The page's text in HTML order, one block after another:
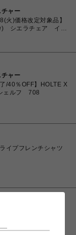
ャー
火)価格改定対象品】
シエラチェア イエ
ャー
/40％OFF】HOLTE X
ェルフ 708
イプフレンチシャツ